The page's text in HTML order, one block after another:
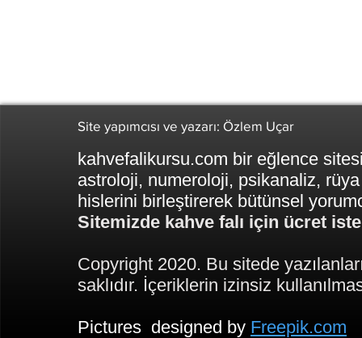
Site yapımcısı ve yazarı: Özlem Uçar
kahvefalikursu.com bir eğlence
astroloji, numeroloji, psikanaliz,
hislerini birleştirerek bütünsel
Sitemizde kahve falı için ücret
Copyright 2020. Bu sitede
saklıdır. İçeriklerin izinsiz
Pictures designed by Freepik.com